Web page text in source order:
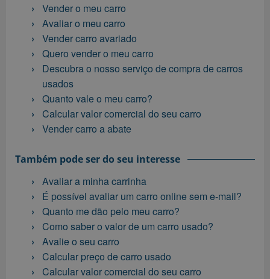
Vender o meu carro
Avaliar o meu carro
Vender carro avariado
Quero vender o meu carro
Descubra o nosso serviço de compra de carros
usados
Quanto vale o meu carro?
Calcular valor comercial do seu carro
Vender carro a abate
Também pode ser do seu interesse
Avaliar a minha carrinha
É possível avaliar um carro online sem e-mail?
Quanto me dão pelo meu carro?
Como saber o valor de um carro usado?
Avalie o seu carro
Calcular preço de carro usado
Calcular valor comercial do seu carro